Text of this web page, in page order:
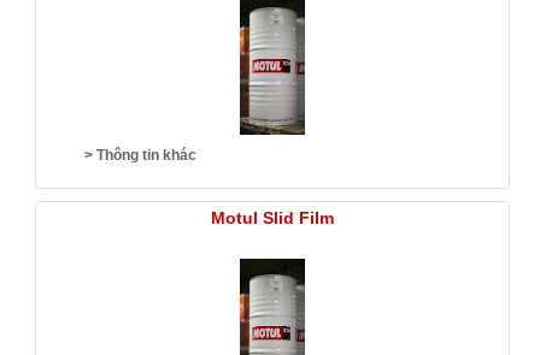
> Thông tin khác
Motul Slid Film